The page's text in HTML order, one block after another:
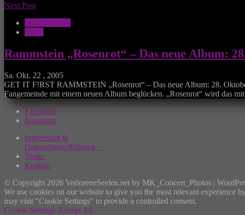
Next Post
Rammstein „Rosenrot“ – Das neue Album:
Sa. Okt. 22 , 2005
GET IT F!RST RAMMSTEIN „Rosenrot“ – Das neue Album: 28.
Fangemeinde mit einem neuen Album beglücken. „Rosenrot“ wird das
Facebook
Instagram
Impressum &
Datenschutzerklärung
Team
Kontakt
© Copyright 2026 VerloreneSeelen.net by MK_Concert_Photos |
We use cookies on our website to give you the most relevant
may visit "Cookie Settings" to provide a controlled consent.
Cookie Settings Accept All